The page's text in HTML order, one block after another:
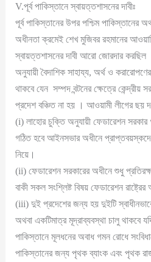
V.পূর্ব পাকিস্তানে স্বায়ত্তশাসনের দাবীঃ
পূর্ব পাকিস্তানের উপর পশ্চিম পাকিস্তানের
অধীনতা ক্রমেই শেখ মুজিবর রহমানের
স্বায়ত্তশাসনের দাবী আরো জোরদার করছিল
অনুযায়ী বৈদাশিক সাহায্য, অর্থ ও
থাকবে যেন সম্পদ বন্টনের ক্ষেত্রে কেন্দ্রীয়
প্রদেশ বঞ্চিত না হয় । আওয়ামী লীগের ছয়
(i) লাহোর চুক্তি অনুযায়ী ফেডারেশন সরকার
গঠিত হবে আইনসভার অধীনে প্রাপ্তবয়স্কদের
নিয়ে।
(ii) ফেডারেশন সরকারের অধীনে শুধু
বাকী সকল সংশ্লিষ্ট বিষয় ফেডারেশন
(iii) দুই প্রদেশের জন্য হয় দুইটি
অথবা একটিমাত্র মূদ্রাব্যবস্থা চালু থাকবে
পাকিস্তানে মূলধনের অবাধ গমন রোধে
পাকিস্তানের জন্য পৃথক ব্যাংক এবং পৃথক